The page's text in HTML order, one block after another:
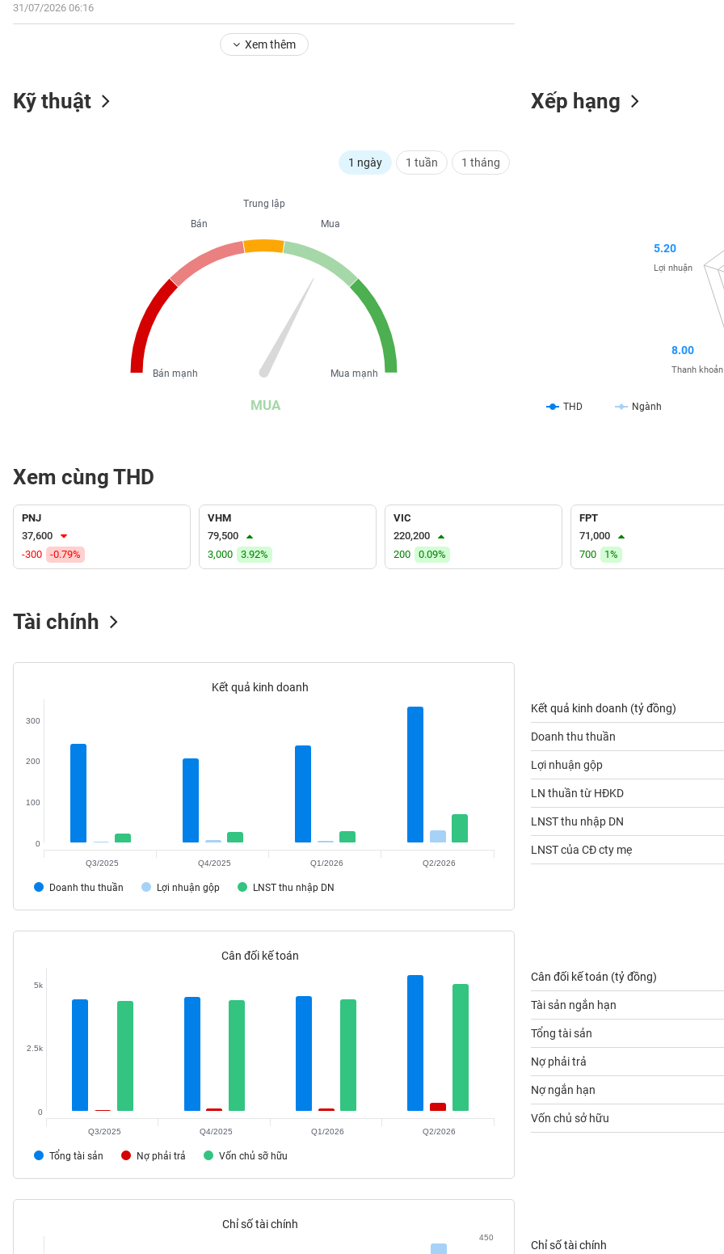
31/07/2026 06:16
Xem thêm
Kỹ thuật
1 ngày 1 tuần 1 tháng
MUA
Trung lập
Mua
Mua mạnh
Bán
Bán mạnh
Xếp hạng
THD Ngành
8.00
Thanh khoản
5.20
Lợi nhuận
Xem cùng THD
PNJ
37,600
-300
-0.79%
VHM
79,500
3,000
3.92%
VIC
220,200
200
0.09%
FPT
71,000
700
1%
Tài chính
Kết quả kinh doanh
Doanh thu thuần Lợi nhuận gộp LNST thu nhập DN
0
100
200
300
Q3/2025 Q4/2025 Q1/2026 Q2/2026
Kết quả kinh doanh (tỷ đồng)
Doanh thu thuần
Lợi nhuận gộp
LN thuần từ HĐKD
LNST thu nhập DN
LNST của CĐ cty mẹ
Cân đối kế toán
Tổng tài sản Nợ phải trả Vốn chủ sỡ hữu
0
2.5k
5k
Q3/2025 Q4/2025 Q1/2026 Q2/2026
Cân đối kế toán (tỷ đồng)
Tài sản ngắn hạn
Tổng tài sản
Nợ phải trả
Nợ ngắn hạn
Vốn chủ sở hữu
Chỉ số tài chính
450
Chỉ số tài chính
CỔ
PHIẾU
SINH
(-)
VS-
SECTOR
NGHIỆP
TIÊU
DÙNG
TIÊU
THIẾT